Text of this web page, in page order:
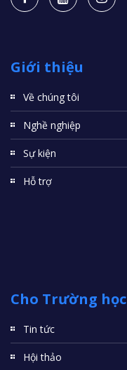
Giới thiệu
Về chúng tôi
Nghề nghiệp
Sự kiện
Hỗ trợ
Cho Trường học
Tin tức
Hội thảo